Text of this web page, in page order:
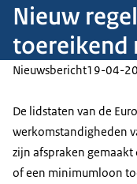
Nieuw
Nieuwsbericht19-04-
De lidstaten van de
werkomstandigheden
zijn afspraken
of een minimumloon